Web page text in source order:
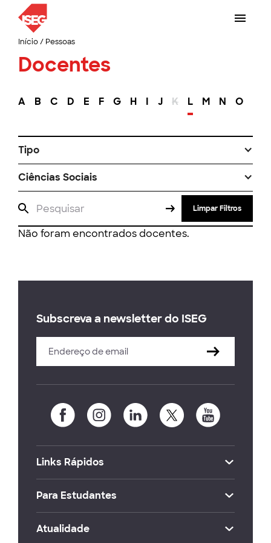
Início/ Pessoas
Docentes
A B C D E F G H I J K L M N O
Tipo
Ciências Sociais
Limpar Filtros
Não foram encontrados docentes.
Subscreva a newsletter do ISEG
Links Rápidos
Para Estudantes
Atualidade